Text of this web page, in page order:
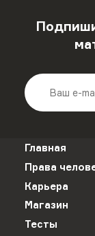
Главная
Права
Карьера
Магазин
Тесты